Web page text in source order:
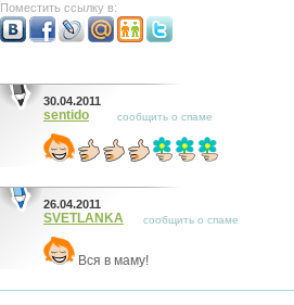
Поместить ссылку в:
30.04.2011
sentido сообщить о спаме
26.04.2011
SVETLANKA сообщить о спаме
Вся в маму!